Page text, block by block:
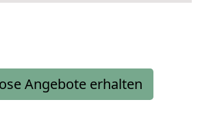
Angebote erhalten